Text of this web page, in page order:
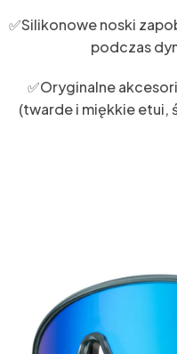
✅Silikonowe noski
podczas
✅Oryginalne
(twarde i miękkie